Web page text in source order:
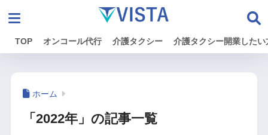
TOP オンコール代行 介護タクシー 介護タクシー開業したい
ホーム
「2022年」の記事一覧